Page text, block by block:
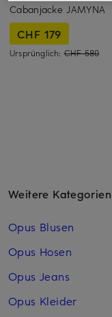
Cabanjacke JAMYNA
CHF 179
Ursprünglich: CHF 580
Weitere Kategorien
Opus Blusen
Opus Hosen
Opus Jeans
Opus Kleider